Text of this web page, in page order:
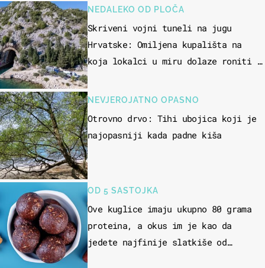
NEDALEKO OD PLOČA
Skriveni vojni tuneli na jugu
Hrvatske: Omiljena kupališta na
koja lokalci u miru dolaze roniti i
NEVJEROJATNO OPASNO
Otrovno drvo: Tihi ubojica koji je
najopasniji kada padne kiša
OD 5 SASTOJKA
Ove kuglice imaju ukupno 80 grama
proteina, a okus im je kao da
jedete najfinije slatkiše od